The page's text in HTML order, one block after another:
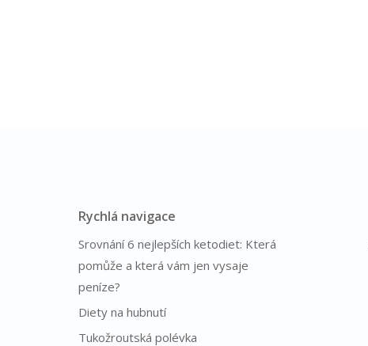
Rychlá navigace
Srovnání 6 nejlepších ketodiet: Která
pomůže a která vám jen vysaje
peníze?
Diety na hubnutí
Tukožroutská polévka